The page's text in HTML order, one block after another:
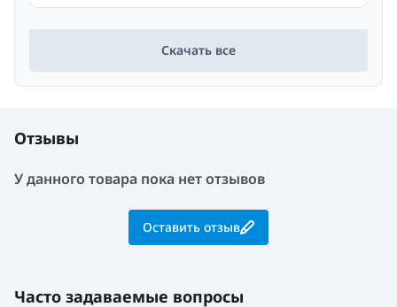
Скачать все
Отзывы
У данного товара пока нет отзывов
Оставить отзыв
Часто задаваемые вопросы